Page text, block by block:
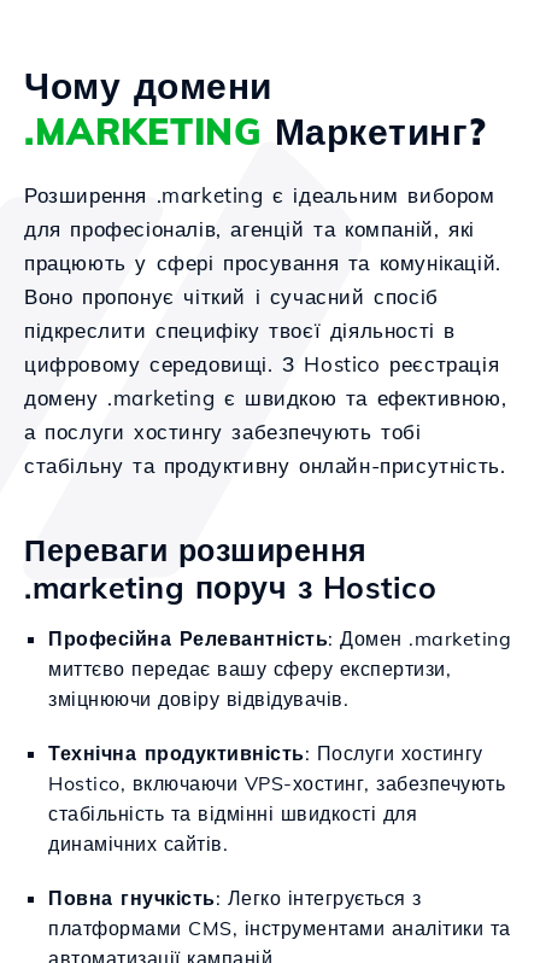
Чому домени
.MARKETING Маркетинг?
Розширення .marketing є ідеальним вибором
для професіоналів, агенцій та компаній, які
працюють у сфері просування та комунікацій.
Воно пропонує чіткий і сучасний спосіб
підкреслити специфіку твоєї діяльності в
цифровому середовищі. З Hostico реєстрація
домену .marketing є швидкою та ефективною,
а послуги хостингу забезпечують тобі
стабільну та продуктивну онлайн-присутність.
Переваги розширення
.marketing поруч з Hostico
Професійна Релевантність: Домен .marketing
миттєво передає вашу сферу експертизи,
зміцнюючи довіру відвідувачів.
Технічна продуктивність: Послуги хостингу
Hostico, включаючи VPS-хостинг, забезпечують
стабільність та відмінні швидкості для
динамічних сайтів.
Повна гнучкість: Легко інтегрується з
платформами CMS, інструментами аналітики та
автоматизації кампаній.